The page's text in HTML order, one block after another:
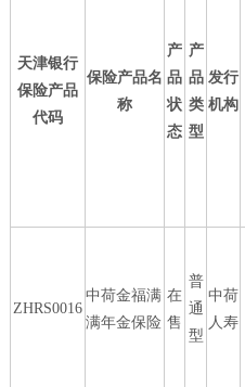
天津银行
保险产品
代码
保险产品名
称
产
品
状
态
产
品
类
型
发行
机构
ZHRS0016
中荷金福满
满年金保险
在
售
普
通
型
中荷
人寿